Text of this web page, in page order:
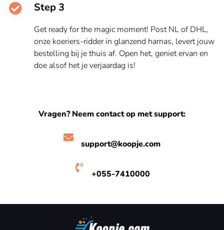
Step 3
Get ready for the magic moment! Post NL of DHL,
onze koeriers-ridder in glanzend harnas, levert jouw
bestelling bij je thuis af. Open het, geniet ervan en
doe alsof het je verjaardag is!
Vragen? Neem contact op met support:
support@koopje.com
+055-7410000